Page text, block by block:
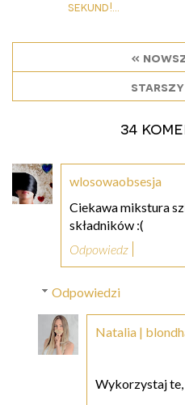
sekund!...
«
34
wlosowaobsesja
Ciekawa mikstura
składników :(
Odpowiedz
Odpowiedzi
Natalia |
Wykorzystaj